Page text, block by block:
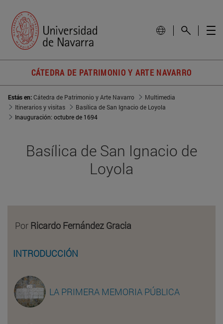
CÁTEDRA DE PATRIMONIO Y ARTE NAVARRO
Estás en:Cátedra de Patrimonio y Arte Navarro
Multimedia
Itinerarios y visitas
Basílica de San Ignacio de Loyola
Inauguración: octubre de 1694
Basílica de San Ignacio de
Loyola
Por Ricardo Fernández Gracia
INTRODUCCIÓN
LA PRIMERA MEMORIA PÚBLICA